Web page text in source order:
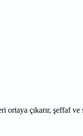
ortaya çıkarır, şeffaf